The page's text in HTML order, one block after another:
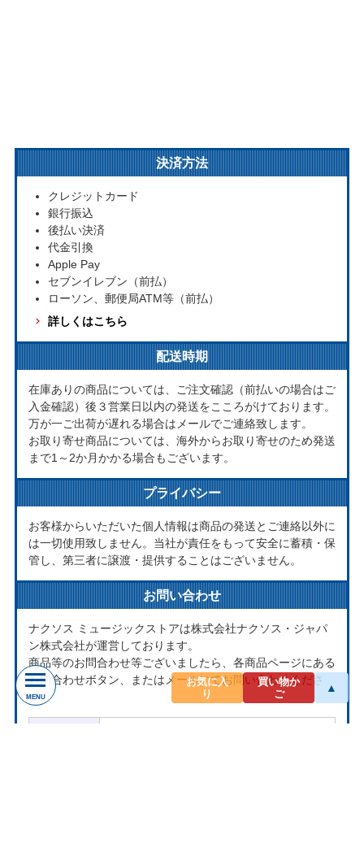
決済方法
クレジットカード
銀行振込
後払い決済
代金引換
Apple Pay
セブンイレブン（前払）
ローソン、郵便局ATM等（前払）
詳しくはこちら
配送時期
在庫ありの商品については、ご注文確認（前払いの場合はご
入金確認）後３営業日以内の発送をこころがけております。
万が一ご出荷が遅れる場合はメールでご連絡致します。
お取り寄せ商品については、海外からお取り寄せのため発送
まで1～2か月かかる場合もございます。
プライバシー
お客様からいただいた個人情報は商品の発送とご連絡以外に
は一切使用致しません。当社が責任をもって安全に蓄積・保
管し、第三者に譲渡・提供することはございません。
お問い合わせ
ナクソス ミュージックストアは株式会社ナクソス・ジャパ
ン株式会社が運営しております。
商品等のお問合わせ等ございましたら、各商品ページにある
お問合わせボタン、またはメールにてお問い合わせくださ
い。
MENU
お気に入
り
買い物か
ご
▲